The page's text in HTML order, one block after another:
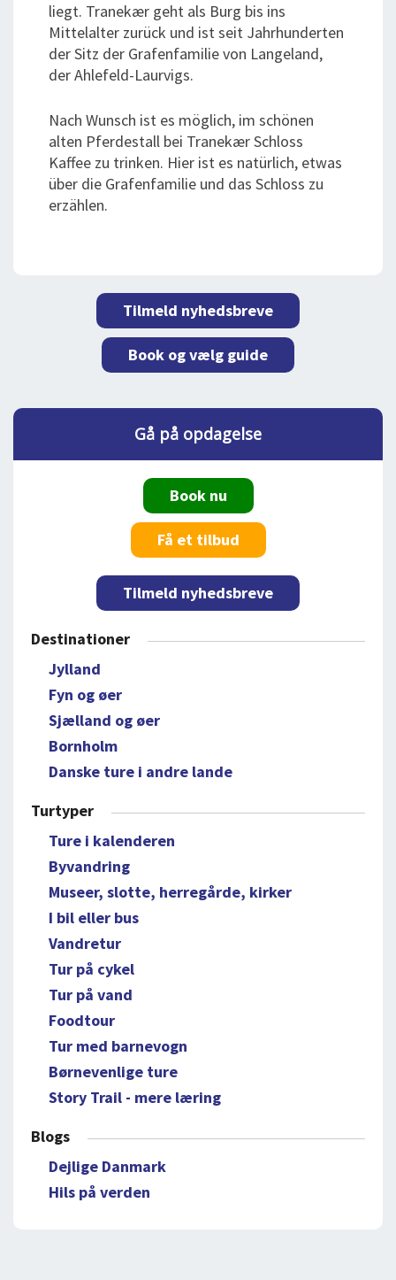
liegt. Tranekær geht als Burg bis ins
Mittelalter zurück und ist seit Jahrhunderten
der Sitz der Grafenfamilie von Langeland,
der Ahlefeld-Laurvigs.
Nach Wunsch ist es möglich, im schönen
alten Pferdestall bei Tranekær Schloss
Kaffee zu trinken. Hier ist es natürlich, etwas
über die Grafenfamilie und das Schloss zu
erzählen.
Tilmeld nyhedsbreve
Book og vælg guide
Gå på opdagelse
Book nu
Få et tilbud
Tilmeld nyhedsbreve
Destinationer
Jylland
Fyn og øer
Sjælland og øer
Bornholm
Danske ture i andre lande
Turtyper
Ture i kalenderen
Byvandring
Museer, slotte, herregårde, kirker
I bil eller bus
Vandretur
Tur på cykel
Tur på vand
Foodtour
Tur med barnevogn
Børnevenlige ture
Story Trail - mere læring
Blogs
Dejlige Danmark
Hils på verden